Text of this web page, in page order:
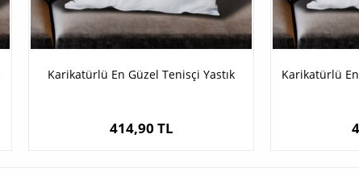
Karikatürlü En Güzel Tenisçi Yastık
414,90 TL
Karikatürlü En